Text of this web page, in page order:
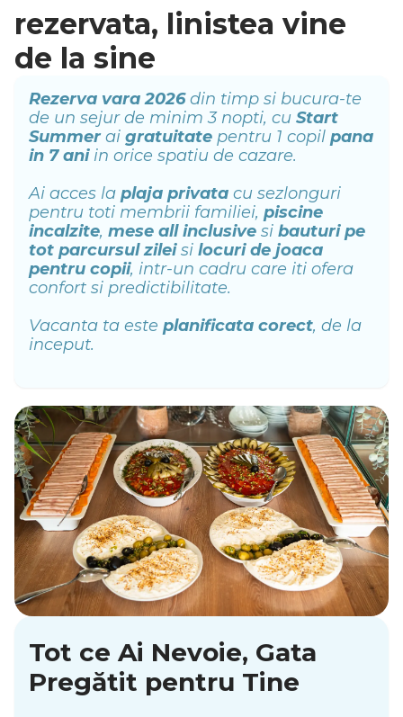
rezervata, linistea vine
de la sine
Rezerva vara 2026din timp si bucura-te
de un sejur de minim 3 nopti, cu Start
Summerai gratuitate pentru 1 copil pana
in 7 aniin orice spatiu de cazare.
Ai acces la plaja privata cu sezlonguri
pentru toti membrii familiei, piscine
incalzite, mese all inclusive si bauturi pe
tot parcursul zileisi locuri de joaca
pentru copii, intr-un cadru care iti ofera
confort si predictibilitate.
Vacanta ta este planificata corect, de la
inceput.
Tot ce Ai Nevoie, Gata
Pregătit pentru Tine